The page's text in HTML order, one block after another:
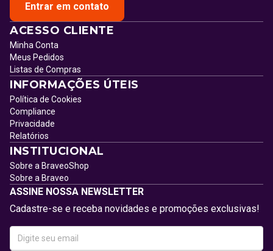
Entrar em contato
ACESSO CLIENTE
Minha Conta
Meus Pedidos
Listas de Compras
INFORMAÇÕES ÚTEIS
Política de Cookies
Compliance
Privacidade
Relatórios
INSTITUCIONAL
Sobre a BraveoShop
Sobre a Braveo
ASSINE NOSSA NEWSLETTER
Cadastre-se e receba novidades e promoções exclusivas!